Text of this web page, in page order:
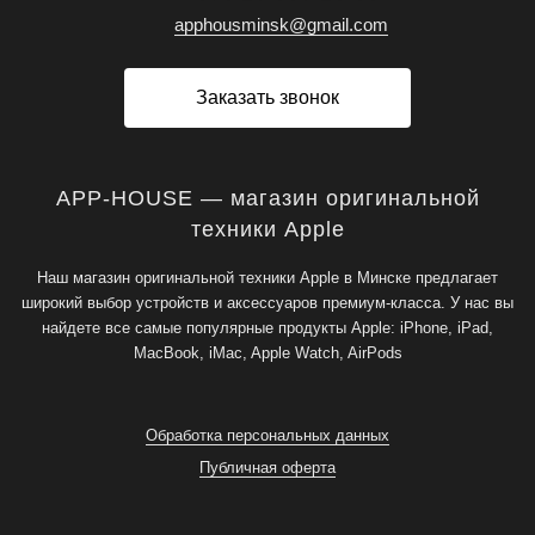
apphousminsk@gmail.com
Заказать звонок
APP-HOUSE — магазин оригинальной
техники Apple
Наш магазин оригинальной техники Apple в Минске предлагает
широкий выбор устройств и аксессуаров премиум-класса. У нас вы
найдете все самые популярные продукты Apple: iPhone, iPad,
MacBook, iMac, Apple Watch, AirPods
Обработка персональных данных
Публичная оферта